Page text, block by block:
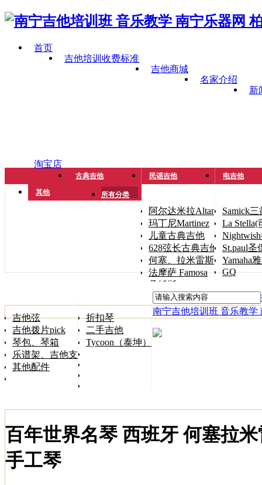
首页
吉他培训收费标准
吉他商城
名家介绍
新
淘宝店
古典吉他 民谣吉他
电吉他
其他
所有分类
阿尔达米拉Altamira
玛丁尼Martinez
儿童古典吉他
628弦长古典吉他（手小人
何塞、拉米雷斯José
法摩萨 Famosa
桑托斯 Songtoos
Samick
La
St.paul圣
Yamaha
GQ
吉他弦
吉他拨片pick
琴包、琴箱
乐谱架、吉他支架
其他配件
折扣琴
二手吉他
Tycoon（泰坤）
南宁吉他培训班 音乐教学
百年世界名琴 西班牙 何塞拉
手工琴